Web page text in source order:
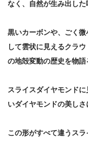
なく、自然が生み出した
黒いカーボンや、ごく
して雲状に見えるクラ
の地殻変動の歴史を物語
スライスダイヤモンド
いダイヤモンドの美しさ
この形がすべて違うス